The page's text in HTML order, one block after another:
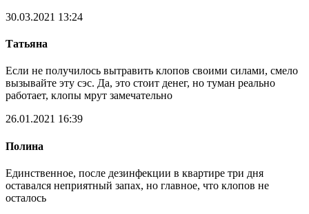
30.03.2021 13:24
Татьяна
Если не получилось вытравить клопов своими силами, смело
вызывайте эту сэс. Да, это стоит денег, но туман реально
работает, клопы мрут замечательно
26.01.2021 16:39
Полина
Единственное, после дезинфекции в квартире три дня
оставался неприятный запах, но главное, что клопов не
осталось